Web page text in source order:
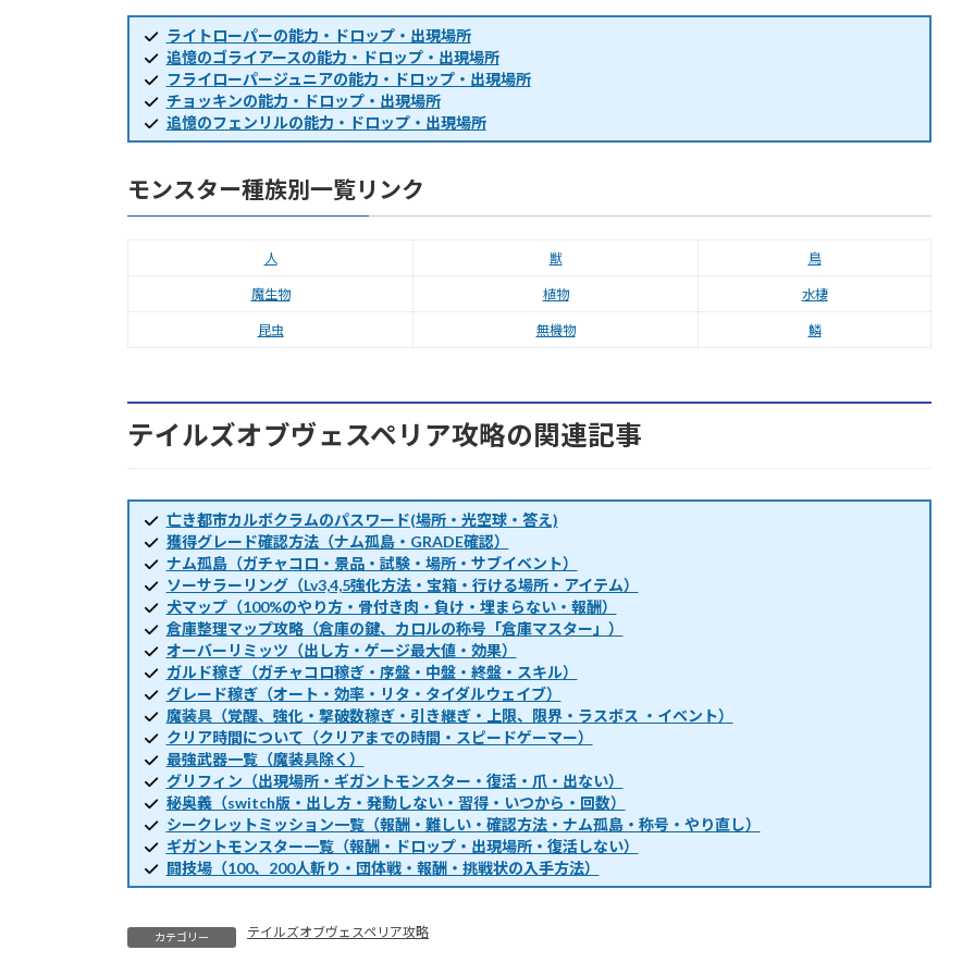
ライトローパーの能力・ドロップ・出現場所
追憶のゴライアースの能力・ドロップ・出現場所
フライローパージュニアの能力・ドロップ・出現場所
チョッキンの能力・ドロップ・出現場所
追憶のフェンリルの能力・ドロップ・出現場所
モンスター種族別一覧リンク
人 獣 鳥
魔生物 植物 水棲
昆虫 無機物 鱗
テイルズオブヴェスペリア攻略の関連記事
亡き都市カルボクラムのパスワード(場所・光空球・答え)
獲得グレード確認方法（ナム孤島・GRADE確認）
ナム孤島（ガチャコロ・景品・試験・場所・サブイベント）
ソーサラーリング（Lv3,4,5強化方法・宝箱・行ける場所・アイテム）
犬マップ（100%のやり方・骨付き肉・負け・埋まらない・報酬）
倉庫整理マップ攻略（倉庫の鍵、カロルの称号「倉庫マスター」）
オーバーリミッツ（出し方・ゲージ最大値・効果）
ガルド稼ぎ（ガチャコロ稼ぎ・序盤・中盤・終盤・スキル）
グレード稼ぎ（オート・効率・リタ・タイダルウェイブ）
魔装具（覚醒、強化・撃破数稼ぎ・引き継ぎ・上限、限界・ラスボス ・イベント）
クリア時間について（クリアまでの時間・スピードゲーマー）
最強武器一覧（魔装具除く）
グリフィン（出現場所・ギガントモンスター・復活・爪・出ない）
秘奥義（switch版・出し方・発動しない・習得・いつから・回数）
シークレットミッション一覧（報酬・難しい・確認方法・ナム孤島・称号・やり直し）
ギガントモンスター一覧（報酬・ドロップ・出現場所・復活しない）
闘技場（100、200人斬り・団体戦・報酬・挑戦状の入手方法）
カテゴリー テイルズオブヴェスペリア攻略